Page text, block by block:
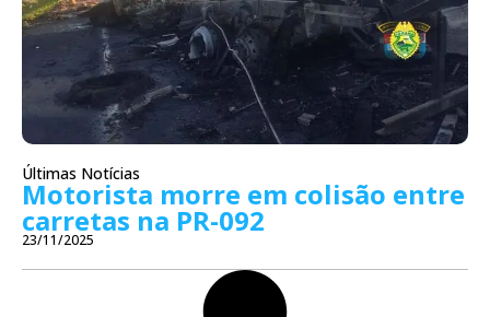
Últimas Notícias
Motorista morre em colisão entre
carretas na PR-092
23/11/2025